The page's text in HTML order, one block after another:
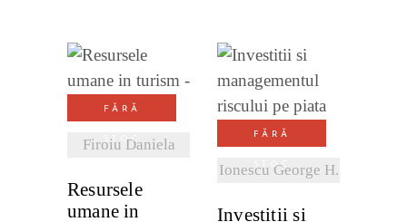
FĂRĂ
STOC
Firoiu Daniela
VEZI
DETALII
Resursele
umane in
FĂRĂ
STOC
Ionescu George H.
DETALII
Investitii si